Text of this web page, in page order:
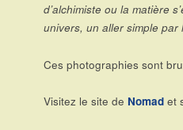
d’alchimiste ou la matière
univers, un aller simple par
Ces photographies sont
Visitez le site de Nomad et